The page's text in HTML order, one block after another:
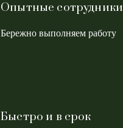
Опытные сотрудники
Бережно выполняем работу
Быстро и в срок